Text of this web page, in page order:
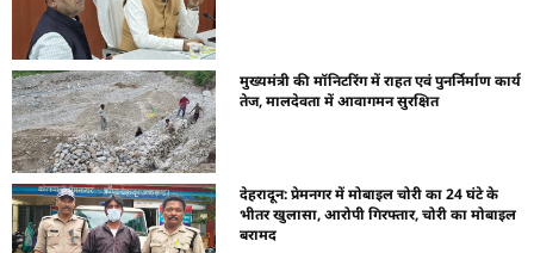
मुख्यमंत्री की मॉनिटरिंग में राहत एवं पुनर्निर्माण कार्य
तेज, मालदेवता में आवागमन सुरक्षित
देहरादून: प्रेमनगर में मोबाइल चोरी का 24 घंटे के
भीतर खुलासा, आरोपी गिरफ्तार, चोरी का मोबाइल
बरामद